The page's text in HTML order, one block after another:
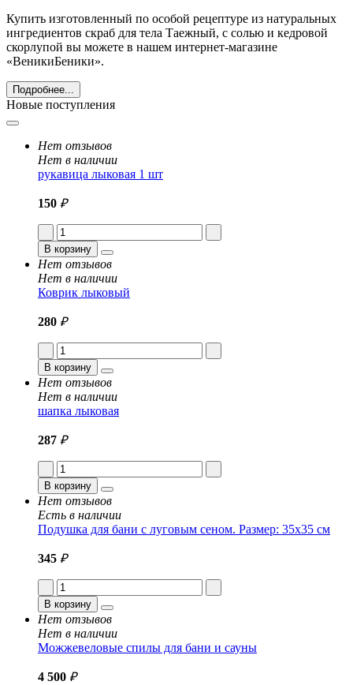
Купить изготовленный по особой рецептуре из натуральных
ингредиентов скраб для тела Таежный, с солью и кедровой
скорлупой вы можете в нашем интернет-магазине
«ВеникиБеники».
Подробнее...
Новые поступления
Нет отзывов
Нет в наличии
рукавица лыковая 1 шт
150 ₽
В корзину
Нет отзывов
Нет в наличии
Коврик лыковый
280 ₽
В корзину
Нет отзывов
Нет в наличии
шапка лыковая
287 ₽
В корзину
Нет отзывов
Есть в наличии
Подушка для бани с луговым сеном. Размер: 35x35 см
345 ₽
В корзину
Нет отзывов
Нет в наличии
Можжевеловые спилы для бани и сауны
4 500 ₽